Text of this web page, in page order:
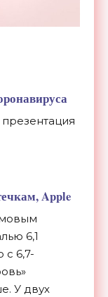
презентация
Apple
6,1
с 6,7-
»
У двух